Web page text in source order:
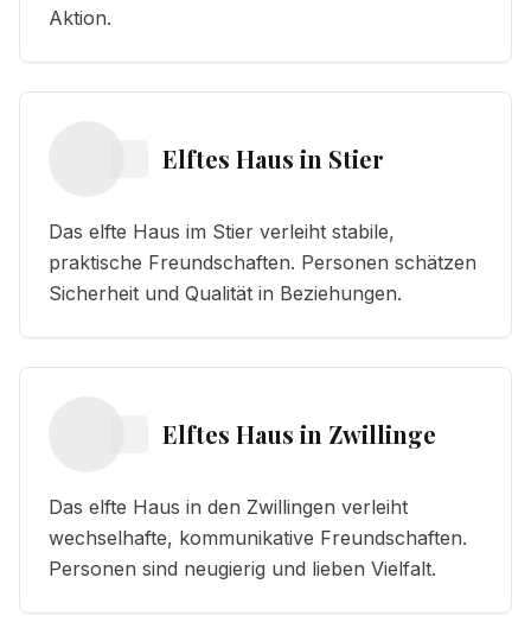
Aktion.
Elftes Haus in Stier
Das elfte Haus im Stier verleiht stabile,
praktische Freundschaften. Personen schätzen
Sicherheit und Qualität in Beziehungen.
Elftes Haus in Zwillinge
Das elfte Haus in den Zwillingen verleiht
wechselhafte, kommunikative Freundschaften.
Personen sind neugierig und lieben Vielfalt.